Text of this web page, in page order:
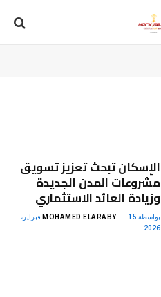
الإسكان تبحث تعزيز تسويق
مشروعات المدن الجديدة
وزيادة العائد الاستثماري
بواسطة MOHAMED ELARABY 15 فبراير،
2026